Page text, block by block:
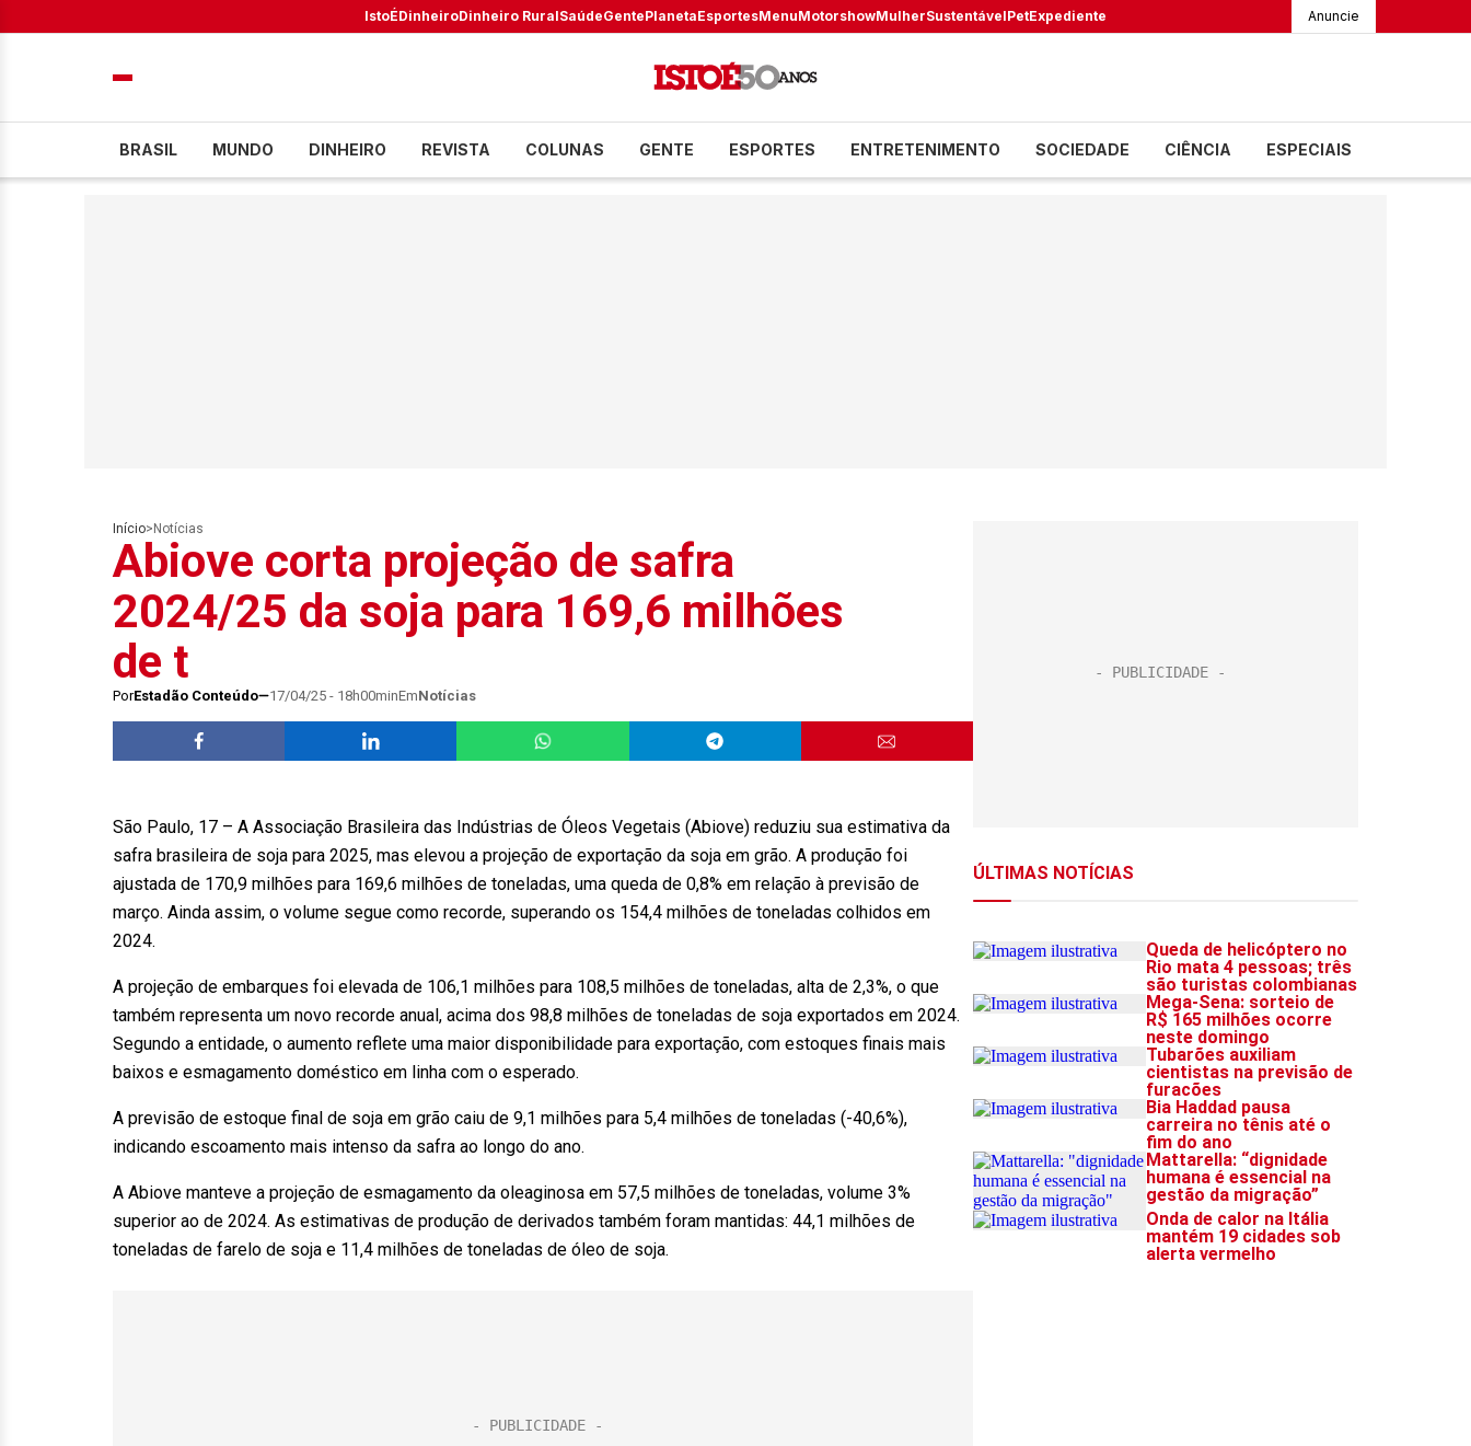
IstoÉDinheiroDinheiro RuralSaúdeGentePlanetaEsportesMenuMotorshowMulherSustentávelPetExpediente Anuncie
BRASIL MUNDO DINHEIRO REVISTA COLUNAS GENTE ESPORTES ENTRETENIMENTO SOCIEDADE CIÊNCIA ESPECIAIS
Início> Notícias
Abiove corta projeção de safra
2024/25 da soja para 169,6 milhões
de t
PorEstadão Conteúdo 17/04/25 - 18h00minEmNotícias
São Paulo, 17 – A Associação Brasileira das Indústrias de Óleos Vegetais (Abiove) reduziu sua estimativa da
safra brasileira de soja para 2025, mas elevou a projeção de exportação da soja em grão. A produção foi
ajustada de 170,9 milhões para 169,6 milhões de toneladas, uma queda de 0,8% em relação à previsão de
março. Ainda assim, o volume segue como recorde, superando os 154,4 milhões de toneladas colhidos em
2024.
A projeção de embarques foi elevada de 106,1 milhões para 108,5 milhões de toneladas, alta de 2,3%, o que
também representa um novo recorde anual, acima dos 98,8 milhões de toneladas de soja exportados em 2024.
Segundo a entidade, o aumento reflete uma maior disponibilidade para exportação, com estoques finais mais
baixos e esmagamento doméstico em linha com o esperado.
A previsão de estoque final de soja em grão caiu de 9,1 milhões para 5,4 milhões de toneladas (-40,6%),
indicando escoamento mais intenso da safra ao longo do ano.
A Abiove manteve a projeção de esmagamento da oleaginosa em 57,5 milhões de toneladas, volume 3%
superior ao de 2024. As estimativas de produção de derivados também foram mantidas: 44,1 milhões de
toneladas de farelo de soja e 11,4 milhões de toneladas de óleo de soja.